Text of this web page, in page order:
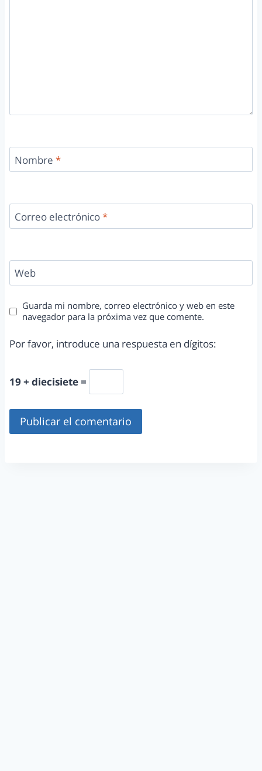
Nombre *
Correo electrónico*
Web
Guarda mi nombre, correo electrónico y web en este
navegador para la próxima vez que comente.
Por favor, introduce una respuesta en dígitos:
19 + diecisiete =